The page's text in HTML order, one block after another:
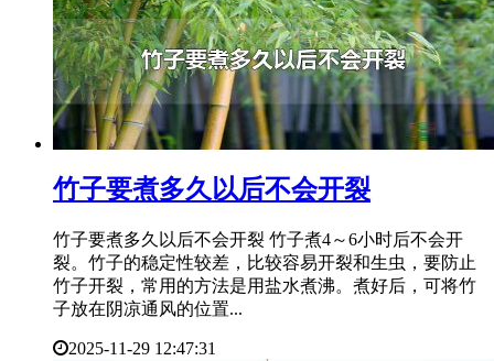
​竹子要煮多久以后不会开裂
竹子要煮多久以后不会开裂 竹子煮4～6小时后不会开
裂。竹子的稳定性较差，比较容易开裂和生虫，要防止
竹子开裂，常用的方法是用盐水煮沸。煮好后，可将竹
子放在阴凉通风的位置...
2025-11-29 12:47:31